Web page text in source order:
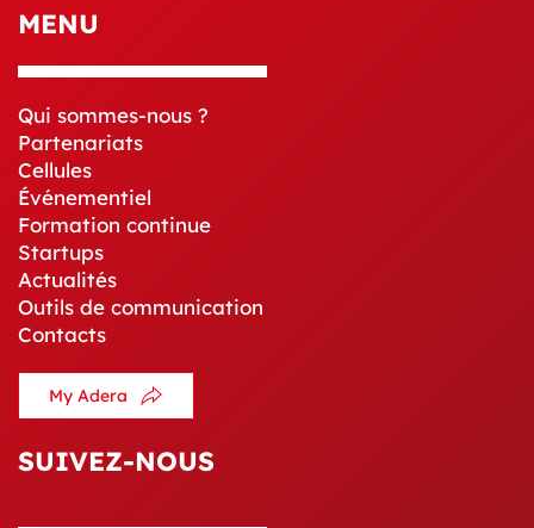
MENU
Qui sommes-nous ?
Partenariats
Cellules
Événementiel
Formation continue
Startups
Actualités
Outils de communication
Contacts
My Adera
SUIVEZ-NOUS